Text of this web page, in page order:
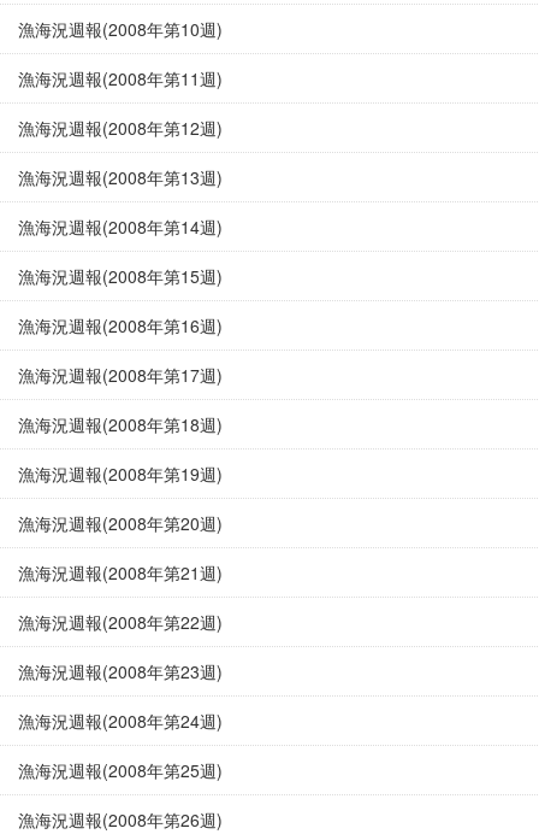
漁海況週報(2008年第10週)
漁海況週報(2008年第11週)
漁海況週報(2008年第12週)
漁海況週報(2008年第13週)
漁海況週報(2008年第14週)
漁海況週報(2008年第15週)
漁海況週報(2008年第16週)
漁海況週報(2008年第17週)
漁海況週報(2008年第18週)
漁海況週報(2008年第19週)
漁海況週報(2008年第20週)
漁海況週報(2008年第21週)
漁海況週報(2008年第22週)
漁海況週報(2008年第23週)
漁海況週報(2008年第24週)
漁海況週報(2008年第25週)
漁海況週報(2008年第26週)